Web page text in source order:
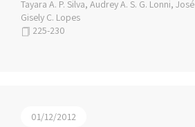
Tayara A. P. Silva, Audrey A. S. G. Lonni,
Gisely C. Lopes
225-230
01/12/2012